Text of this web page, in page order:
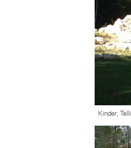
Kinder, Telli